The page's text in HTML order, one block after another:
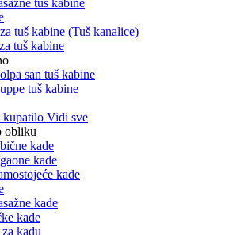
tuš kabine
tuš kabine (Tuš kanalice)
tuš kabine
san tuš kabine
tuš kabine
kupatilo Vidi sve
obliku
kade
kade
kade
kade
kade
kadu